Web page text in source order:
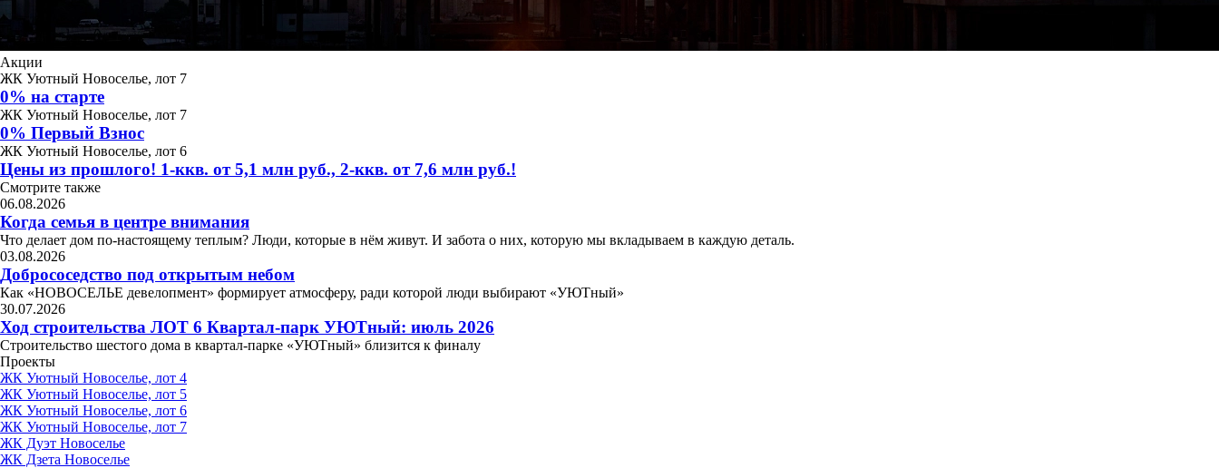
Акции
ЖК Уютный Новоселье, лот 7
0% на старте
ЖК Уютный Новоселье, лот 7
0% Первый Взнос
ЖК Уютный Новоселье, лот 6
Цены из прошлого! 1-ккв. от 5,1 млн руб., 2-ккв. от 7,6 млн руб.!
Смотрите также
06.08.2026
Когда семья в центре внимания
Что делает дом по-настоящему теплым? Люди, которые в нём живут. И забота о них, которую мы вкладываем в каждую деталь.
03.08.2026
Добрососедство под открытым небом
Как «НОВОСЕЛЬЕ девелопмент» формирует атмосферу, ради которой люди выбирают «УЮТный»
30.07.2026
Ход строительства ЛОТ 6 Квартал-парк УЮТный: июль 2026
Строительство шестого дома в квартал-парке «УЮТный» близится к финалу
Проекты
ЖК Уютный Новоселье, лот 4
ЖК Уютный Новоселье, лот 5
ЖК Уютный Новоселье, лот 6
ЖК Уютный Новоселье, лот 7
ЖК Дуэт Новоселье
ЖК Дзета Новоселье